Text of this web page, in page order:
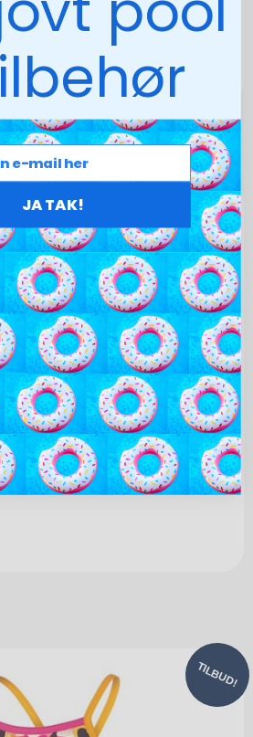
TILBUD!
JA TAK!